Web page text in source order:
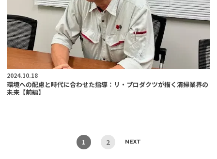
2024.10.18
環境への配慮と時代に合わせた指導：リ・プロダクツが描く清掃業界の
未来【前編】
1 2 NEXT